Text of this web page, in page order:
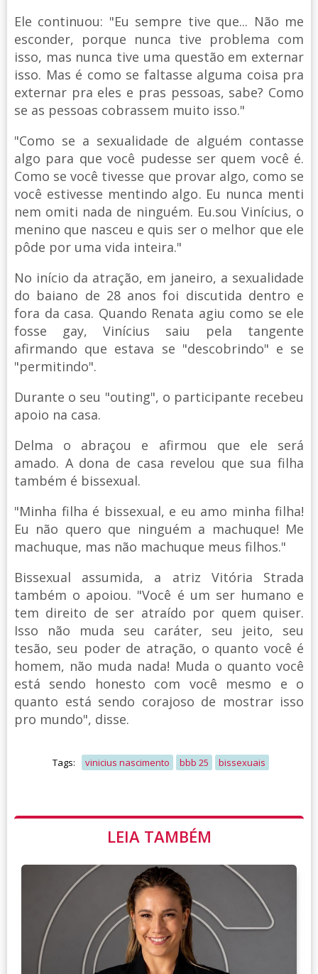
Ele continuou: "Eu sempre tive que... Não me
esconder, porque nunca tive problema com
isso, mas nunca tive uma questão em externar
isso. Mas é como se faltasse alguma coisa pra
externar pra eles e pras pessoas, sabe? Como
se as pessoas cobrassem muito isso."
"Como se a sexualidade de alguém contasse
algo para que você pudesse ser quem você é.
Como se você tivesse que provar algo, como se
você estivesse mentindo algo. Eu nunca menti
nem omiti nada de ninguém. Eu.sou Vinícius, o
menino que nasceu e quis ser o melhor que ele
pôde por uma vida inteira."
No início da atração, em janeiro, a sexualidade
do baiano de 28 anos foi discutida dentro e
fora da casa. Quando Renata agiu como se ele
fosse gay, Vinícius saiu pela tangente
afirmando que estava se "descobrindo" e se
"permitindo".
Durante o seu "outing", o participante recebeu
apoio na casa.
Delma o abraçou e afirmou que ele será
amado. A dona de casa revelou que sua filha
também é bissexual.
"Minha filha é bissexual, e eu amo minha filha!
Eu não quero que ninguém a machuque! Me
machuque, mas não machuque meus filhos."
Bissexual assumida, a atriz Vitória Strada
também o apoiou. "Você é um ser humano e
tem direito de ser atraído por quem quiser.
Isso não muda seu caráter, seu jeito, seu
tesão, seu poder de atração, o quanto você é
homem, não muda nada! Muda o quanto você
está sendo honesto com você mesmo e o
quanto está sendo corajoso de mostrar isso
pro mundo", disse.
Tags: vinicius nascimento bbb 25 bissexuais
LEIA TAMBÉM